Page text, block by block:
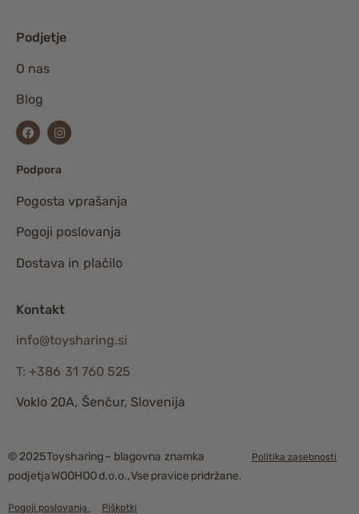
Podjetje
O nas
Blog
Podpora
Pogosta vprašanja
Pogoji poslovanja
Dostava in plačilo
Kontakt
info@toysharing.si
T: +386 31 760 525
Voklo 20A, Šenčur, Slovenija
© 2025 Toysharing – blagovna znamka
podjetja WOOHOO d.o.o., Vse pravice pridržane.
Politika zasebnosti
Pogoji poslovanja Piškotki